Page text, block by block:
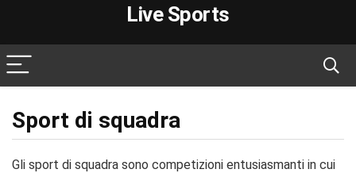
Live Sports
Sport di squadra
Gli sport di squadra sono competizioni entusiasmanti in cui